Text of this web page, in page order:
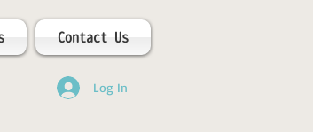
Contact Us
Log In